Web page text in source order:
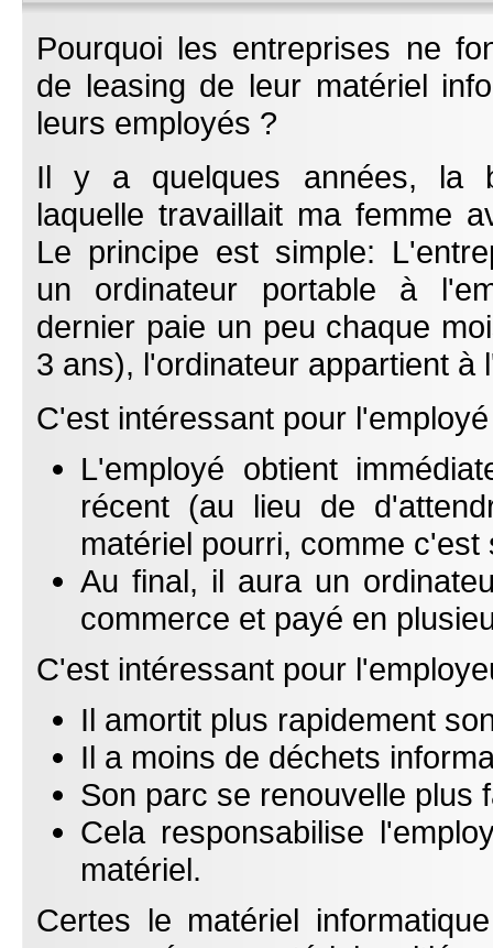
Pourquoi les entreprises ne
de leasing de leur matériel
leurs employés ?
Il y a quelques années, la
laquelle travaillait ma femme
Le principe est simple:
un ordinateur portable à
dernier paie un peu chaque
3 ans), l'ordinateur appartient
C'est intéressant pour
L'employé obtient
récent (au lieu de
matériel pourri, comme
Au final, il aura un
commerce et payé en
C'est intéressant pour
Il amortit plus rapidement
Il a moins de déchets
Son parc se renouvelle plus
Cela responsabilise
matériel.
Certes le matériel